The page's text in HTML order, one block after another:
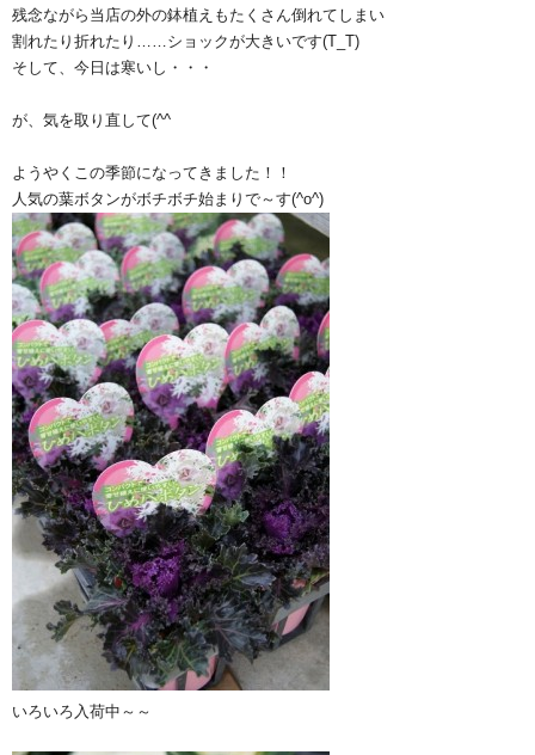
残念ながら当店の外の鉢植えもたくさん倒れてしまい
割れたり折れたり……ショックが大きいです(T_T)
そして、今日は寒いし・・・
が、気を取り直して(^^ゞ
ようやくこの季節になってきました！！
人気の葉ボタンがボチボチ始まりで～す(^o^)
いろいろ入荷中～～